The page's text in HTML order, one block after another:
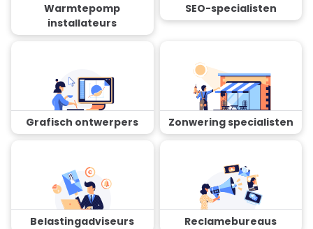
Warmtepomp
installateurs
SEO-specialisten
Grafisch ontwerpers Zonwering specialisten
Belastingadviseurs Reclamebureaus